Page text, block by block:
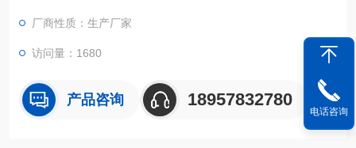
厂商性质：生产厂家
访问量：1680
产品咨询 18957832780
电话咨询